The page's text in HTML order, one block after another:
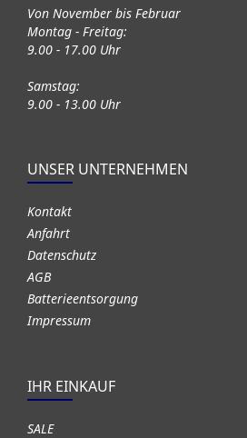
Von November bis Februar
Montag - Freitag:
9.00 - 17.00 Uhr
Samstag:
9.00 - 13.00 Uhr
UNSER UNTERNEHMEN
Kontakt
Anfahrt
Datenschutz
AGB
Batterieentsorgung
Impressum
IHR EINKAUF
SALE